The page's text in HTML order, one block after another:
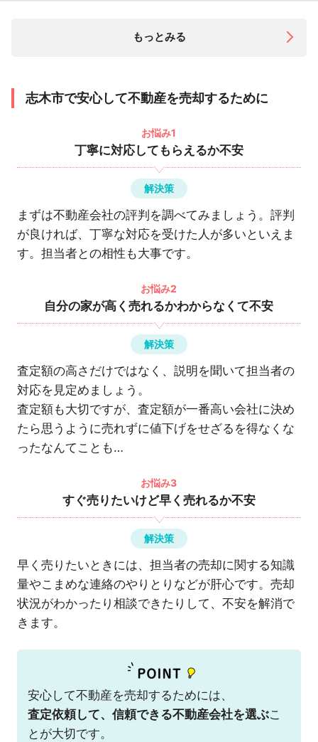
もっとみる
志木市で安心して不動産を売却するために
お悩み1
丁寧に対応してもらえるか不安
解決策
まずは不動産会社の評判を調べてみましょう。評判
が良ければ、丁寧な対応を受けた人が多いといえま
す。担当者との相性も大事です。
お悩み2
自分の家が高く売れるかわからなくて不安
解決策
査定額の高さだけではなく、説明を聞いて担当者の
対応を見定めましょう。
査定額も大切ですが、査定額が一番高い会社に決め
たら思うように売れずに値下げをせざるを得なくな
ったなんてことも…
お悩み3
すぐ売りたいけど早く売れるか不安
解決策
早く売りたいときには、担当者の売却に関する知識
量やこまめな連絡のやりとりなどが肝心です。売却
状況がわかったり相談できたりして、不安を解消で
きます。
安心して不動産を売却するためには、
査定依頼して、信頼できる不動産会社を選ぶこ
とが大切です。